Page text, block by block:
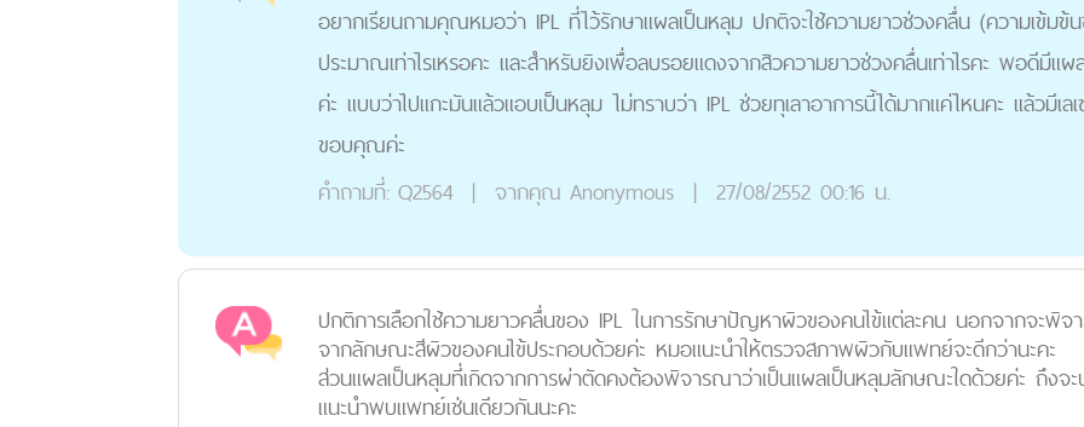
อยากเรียนถามคุณหมอว่า IPL ที่ไว้รักษาแผลเป็นหลุม ปกติจะใช้ความยาวช่วงคลื่น (ความเข้มข้
ประมาณเท่าไรเหรอคะ และสำหรับยิงเพื่อลบรอยแดงจากสิวความยาวช่วงคลื่นเท่าไรคะ พอดีมีแ
ค่ะ แบบว่าไปแกะมันแล้วแอบเป็นหลุม ไม่ทราบว่า IPL ช่วยทุเลาอาการนี้ได้มากแค่ไหนคะ แล้วมีเล
ขอบคุณค่ะ
คำถามที่: Q2564 | จากคุณ Anonymous | 27/08/2552 00:16 น.
ปกติการเลือกใช้ความยาวคลื่นของ IPL ในการรักษาปัญหาผิวของคนไข้แต่ละคน นอกจากจ
จากลักษณะสีผิวของคนไข้ประกอบด้วยค่ะ หมอแนะนำให้ตรวจสภาพผิวกับแพทย์จะดีกว่านะคะ
ส่วนแผลเป็นหลุมที่เกิดจากการผ่าตัดคงต้องพิจารณาว่าเป็นแผลเป็นหลุมลักษณะใดด้วยค่ะ ถึงจะบ
แนะนำพบแพทย์เช่นเดียวกันนะคะ